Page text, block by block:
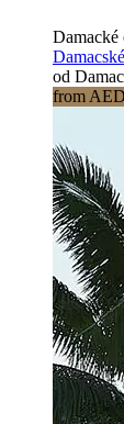
Damacké
od Damac
from